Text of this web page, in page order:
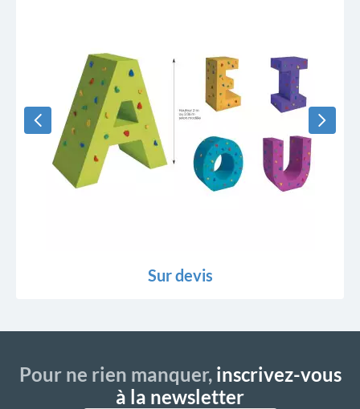
Sur devis
Pour ne rien manquer,inscrivez-vous
à la newsletter